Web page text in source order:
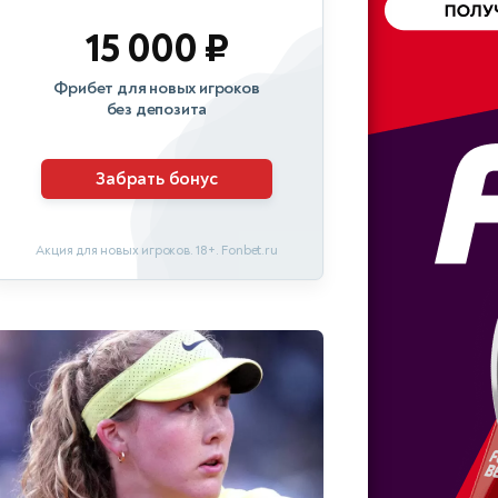
15 000 ₽
Фрибет для новых игроков
без депозита
Забрать бонус
Акция для новых игроков. 18+. Fonbet.ru